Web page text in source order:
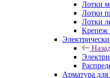
Лотки
Лотки
Лотки
Крепеж
Арматура